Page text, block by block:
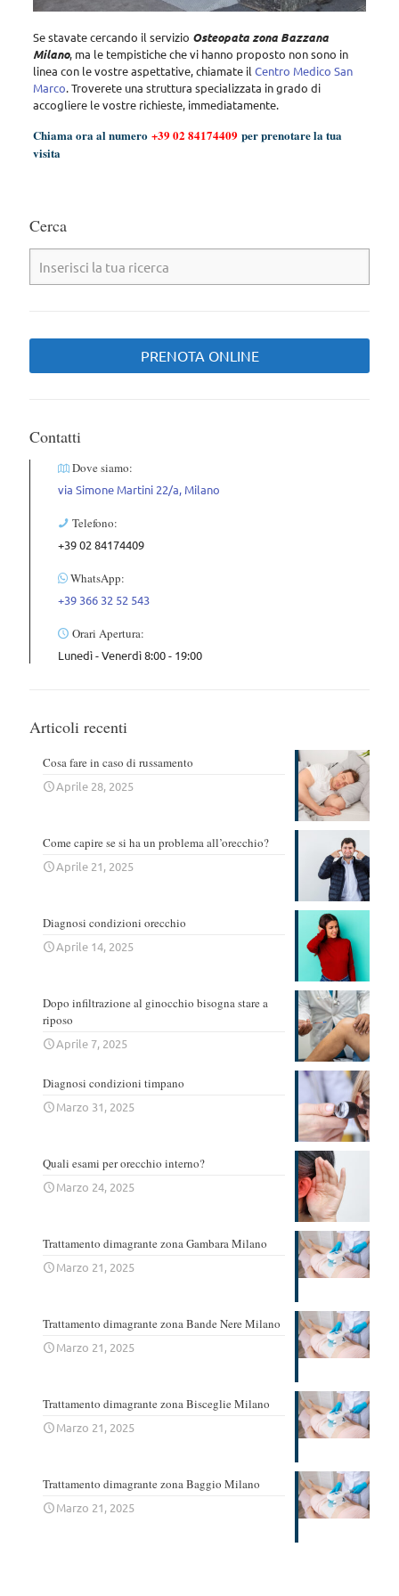
Se stavate cercando il servizio Osteopata zona Bazzana
Milano, ma le tempistiche che vi hanno proposto non sono in
linea con le vostre aspettative, chiamate il Centro Medico San
Marco. Troverete una struttura specializzata in grado di
accogliere le vostre richieste, immediatamente.
Chiama ora al numero +39 02 84174409 per prenotare la tua
visita
Cerca
PRENOTA ONLINE
Contatti
Dove siamo:
via Simone Martini 22/a, Milano
Telefono:
+39 02 84174409
WhatsApp:
+39 366 32 52 543
Orari Apertura:
Lunedì - Venerdì 8:00 - 19:00
Articoli recenti
Cosa fare in caso di russamento
Aprile 28, 2025
Come capire se si ha un problema all’orecchio?
Aprile 21, 2025
Diagnosi condizioni orecchio
Aprile 14, 2025
Dopo infiltrazione al ginocchio bisogna stare a
riposo
Aprile 7, 2025
Diagnosi condizioni timpano
Marzo 31, 2025
Quali esami per orecchio interno?
Marzo 24, 2025
Trattamento dimagrante zona Gambara Milano
Marzo 21, 2025
Trattamento dimagrante zona Bande Nere Milano
Marzo 21, 2025
Trattamento dimagrante zona Bisceglie Milano
Marzo 21, 2025
Trattamento dimagrante zona Baggio Milano
Marzo 21, 2025